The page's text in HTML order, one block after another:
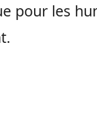
pour les